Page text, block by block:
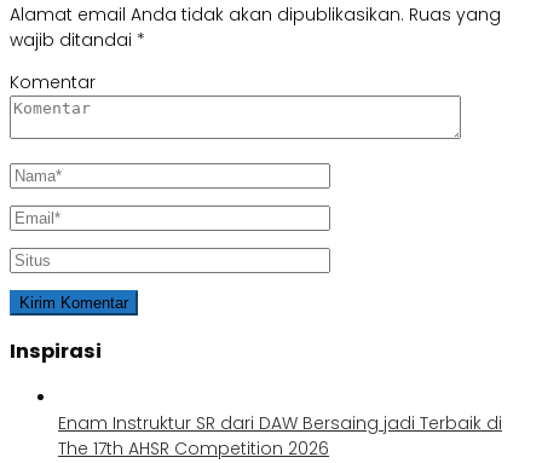
Alamat email Anda tidak akan dipublikasikan. Ruas yang
wajib ditandai *
Komentar
Inspirasi
Enam Instruktur SR dari DAW Bersaing jadi Terbaik di
The 17th AHSR Competition 2026